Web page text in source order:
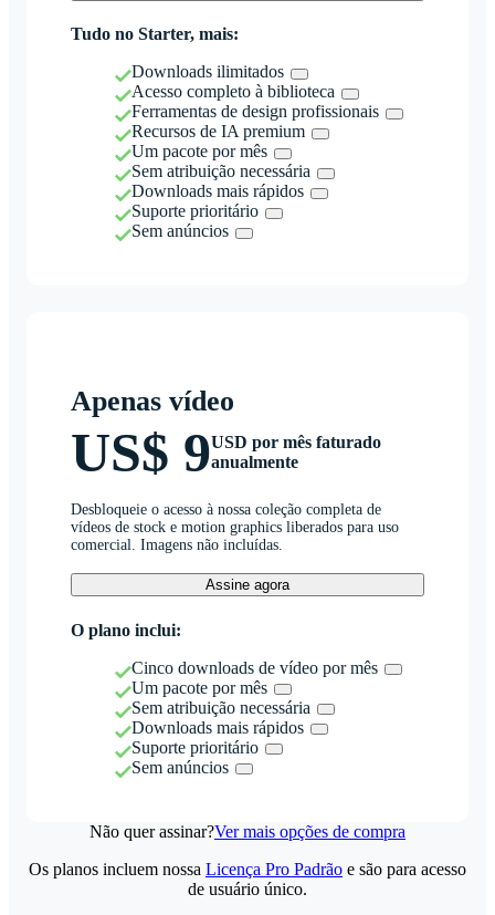
Tudo no Starter, mais:
Downloads ilimitados
Acesso completo à biblioteca
Ferramentas de design profissionais
Recursos de IA premium
Um pacote por mês
Sem atribuição necessária
Downloads mais rápidos
Suporte prioritário
Sem anúncios
Apenas vídeo
US$ 9USD por mês faturado
anualmente
Desbloqueie o acesso à nossa coleção completa de
vídeos de stock e motion graphics liberados para uso
comercial. Imagens não incluídas.
Assine agora
O plano inclui:
Cinco downloads de vídeo por mês
Um pacote por mês
Sem atribuição necessária
Downloads mais rápidos
Suporte prioritário
Sem anúncios
Não quer assinar?Ver mais opções de compra
Os planos incluem nossa Licença Pro Padrão e são para acesso
de usuário único.